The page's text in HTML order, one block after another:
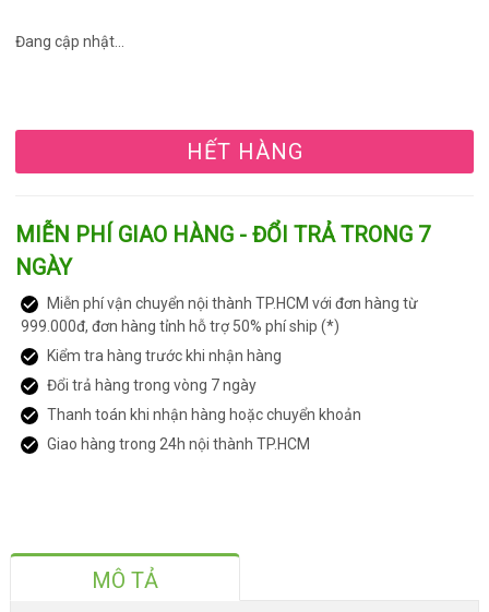
Đang cập nhật...
HẾT HÀNG
MIỄN PHÍ GIAO HÀNG - ĐỔI TRẢ TRONG 7
NGÀY
Miễn phí vận chuyển nội thành TP.HCM với đơn hàng từ
999.000đ, đơn hàng tỉnh hỗ trợ 50% phí ship (*)
Kiểm tra hàng trước khi nhận hàng
Đổi trả hàng trong vòng 7 ngày
Thanh toán khi nhận hàng hoặc chuyển khoản
Giao hàng trong 24h nội thành TP.HCM
MÔ TẢ